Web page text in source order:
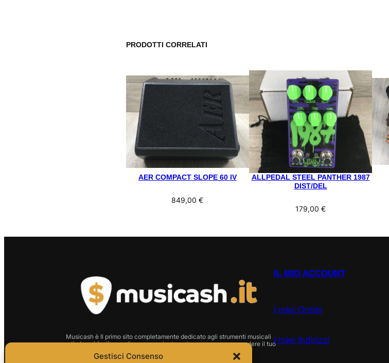
Gestisci Consenso
PRODOTTI CORRELATI
AER COMPACT SLOPE 60 IV
849,00€
ALLPEDAL STEEL PANTHER 1987
DIST/DEL
179,00€
Musicash è Il primo sito completamente dedicato agli strumenti musicali
usati: da noi è più semplice, conveniente e sicuro comprare o vendere il tuo
IL MIO ACCOUNT
I miei Ordini
I miei Indirizzi